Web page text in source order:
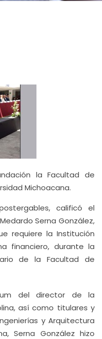
la Facultad de
Michoacana.
calificó el
Serna González,
requiere la Institución
financiero, durante la
de la Facultad de
del director de la
así como titulares y
y Arquitectura
Serna González hizo